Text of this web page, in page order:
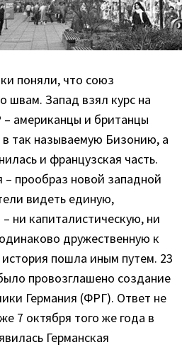
поняли, что союз
швам. Запад взял курс на
– американцы и британцы
так называемую Бизонию, а
и французская часть.
– прообраз новой западной
видеть единую,
ни капиталистическую, ни
дружественную к
пошла иным путем. 23
провозглашено создание
Германия (ФРГ). Ответ не
7 октября того же года в
Германская